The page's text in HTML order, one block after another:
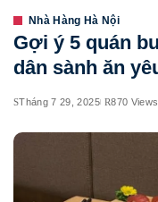
Nhà Hàng Hà Nội
Gợi ý 5 quán
dân sành ăn
Tháng 7 29, 2025 870 Views